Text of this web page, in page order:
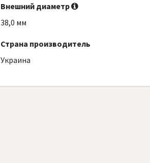
Внешний диаметр
38,0 мм
Страна производитель
Украина